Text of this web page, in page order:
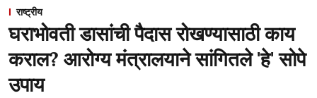
राष्ट्रीय
घराभोवती डासांची पैदास रोखण्यासाठी काय
कराल? आरोग्य मंत्रालयाने सांगितले 'हे' सोपे
उपाय